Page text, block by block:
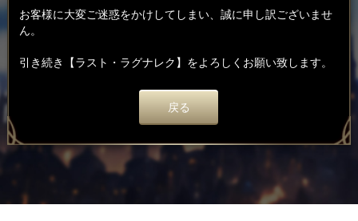
お客様に大変ご迷惑をかけしてしまい、誠に申し訳ございませ
ん。
引き続き【ラスト・ラグナレク】をよろしくお願い致します。
戻る